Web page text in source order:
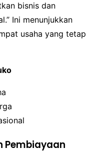
bisnis dan
Ini menunjukkan
usaha yang tetap
Pembiayaan